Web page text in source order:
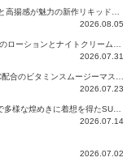
2026.08.05
2026.07.31
2026.07.23
2026.07.14
2026.07.02